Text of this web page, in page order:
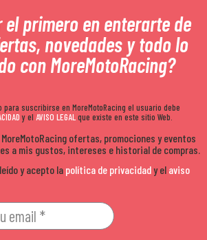
el primero en enterarte de
novedades y todo lo
con MoreMotoRacing?
suscribirse en MoreMotoRacing el usuario debe
y el AVISO LEGALque existe en este sitio Web.
ofertas, promociones y eventos
a mis gustos, intereses e historial de compras.
y acepto la política de privacidady el aviso